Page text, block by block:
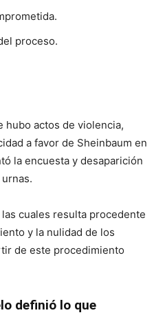
proceso.
hubo actos de violencia,
a favor de Sheinbaum en
la encuesta y desaparición
cuales resulta procedente
y la nulidad de los
de este procedimiento
definió lo que